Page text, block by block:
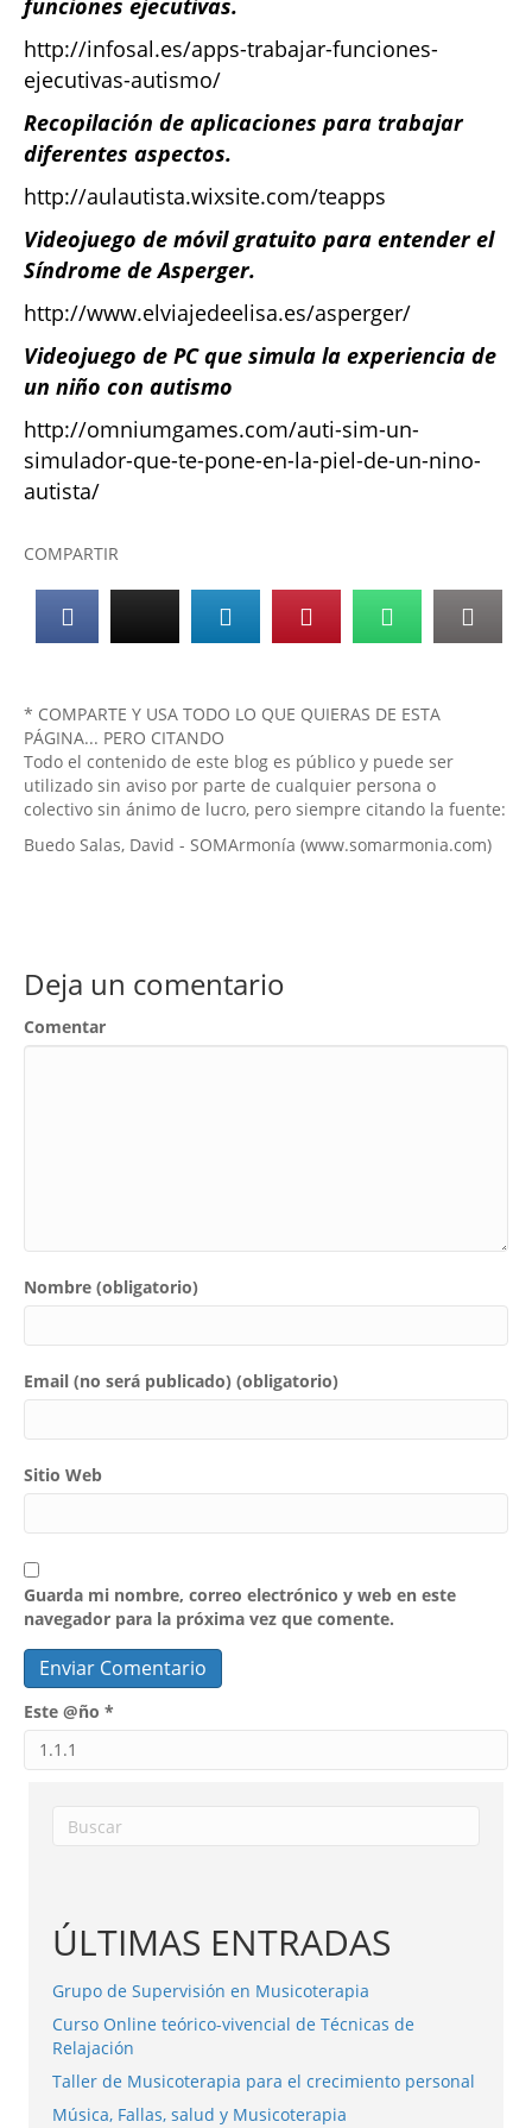
ÚLTIMAS ENTRADAS
Grupo de Supervisión en Musicoterapia
Curso Online teórico-vivencial de Técnicas de
Relajación
Taller de Musicoterapia para el crecimiento personal
Música, Fallas, salud y Musicoterapia
funciones ejecutivas.
http://infosal.es/apps-trabajar-funciones-
ejecutivas-autismo/
Recopilación de aplicaciones para trabajar
diferentes aspectos.
http://aulautista.wixsite.com/teapps
Videojuego de móvil gratuito para entender el
Síndrome de Asperger.
http://www.elviajedeelisa.es/asperger/
Videojuego de PC que simula la experiencia de
un niño con autismo
http://omniumgames.com/auti-sim-un-
simulador-que-te-pone-en-la-piel-de-un-nino-
autista/
COMPARTIR
* COMPARTE Y USA TODO LO QUE QUIERAS DE ESTA
PÁGINA... PERO CITANDO
Todo el contenido de este blog es público y puede ser
utilizado sin aviso por parte de cualquier persona o
colectivo sin ánimo de lucro, pero siempre citando la fuente:
Buedo Salas, David - SOMArmonía (www.somarmonia.com)
Deja un comentario
Comentar
Nombre (obligatorio)
Email (no será publicado) (obligatorio)
Sitio Web
Guarda mi nombre, correo electrónico y web en este
navegador para la próxima vez que comente.
Este @ño *